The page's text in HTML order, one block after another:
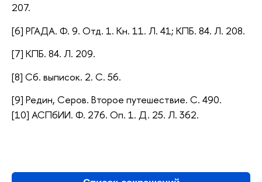
207.
[6] РГАДА. Ф. 9. Отд. 1. Кн. 11. Л. 41; КПБ. 84. Л. 208.
[7] КПБ. 84. Л. 209.
[8] Сб. выписок. 2. С. 56.
[9] Редин, Серов. Второе путешествие. С. 490.
[10] АСПбИИ. Ф. 276. Оп. 1. Д. 25. Л. 362.